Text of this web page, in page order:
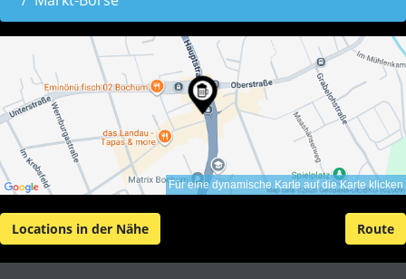
Für eine dynamische Karte auf die Karte klicken
Locations in der Nähe Route